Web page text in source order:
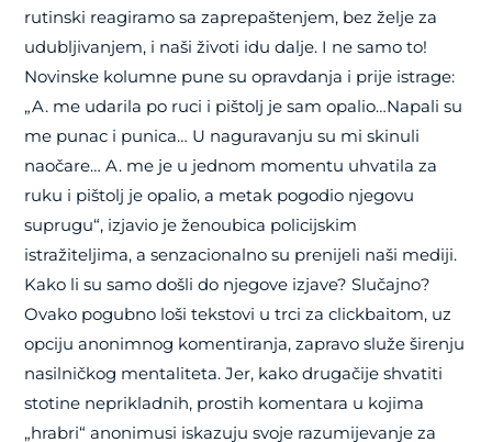
rutinski reagiramo sa zaprepaštenjem, bez želje za
udubljivanjem, i naši životi idu dalje. I ne samo to!
Novinske kolumne pune su opravdanja i prije istrage:
„A. me udarila po ruci i pištolj je sam opalio…Napali su
me punac i punica… U naguravanju su mi skinuli
naočare… A. me je u jednom momentu uhvatila za
ruku i pištolj je opalio, a metak pogodio njegovu
suprugu“, izjavio je ženoubica policijskim
istražiteljima, a senzacionalno su prenijeli naši mediji.
Kako li su samo došli do njegove izjave? Slučajno?
Ovako pogubno loši tekstovi u trci za clickbaitom, uz
opciju anonimnog komentiranja, zapravo služe širenju
nasilničkog mentaliteta. Jer, kako drugačije shvatiti
stotine neprikladnih, prostih komentara u kojima
„hrabri“ anonimusi iskazuju svoje razumijevanje za